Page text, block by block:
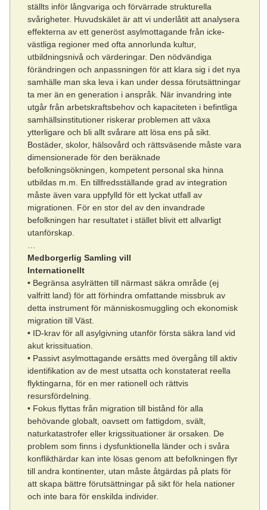
ställts inför långvariga och förvärrade strukturella
svårigheter. Huvudskälet är att vi underlåtit att analysera
effekterna av ett generöst asylmottagande från icke-
västliga regioner med ofta annorlunda kultur,
utbildningsnivå och värderingar. Den nödvändiga
förändringen och anpassningen för att klara sig i det nya
samhälle man ska leva i kan under dessa förutsättningar
ta mer än en generation i anspråk. När invandring inte
utgår från arbetskraftsbehov och kapaciteten i befintliga
samhällsinstitutioner riskerar problemen att växa
ytterligare och bli allt svårare att lösa ens på sikt.
Bostäder, skolor, hälsovård och rättsväsende måste vara
dimensionerade för den beräknade
befolkningsökningen, kompetent personal ska hinna
utbildas m.m. En tillfredsställande grad av integration
måste även vara uppfylld för ett lyckat utfall av
migrationen. För en stor del av den invandrade
befolkningen har resultatet i stället blivit ett allvarligt
utanförskap.
Medborgerlig Samling vill
Internationellt
• Begränsa asylrätten till närmast säkra område (ej
valfritt land) för att förhindra omfattande missbruk av
detta instrument för människosmuggling och ekonomisk
migration till Väst.
• ID-krav för all asylgivning utanför första säkra land vid
akut krissituation.
• Passivt asylmottagande ersätts med övergång till aktiv
identifikation av de mest utsatta och konstaterat reella
flyktingarna, för en mer rationell och rättvis
resursfördelning.
• Fokus flyttas från migration till bistånd för alla
behövande globalt, oavsett om fattigdom, svält,
naturkatastrofer eller krigssituationer är orsaken. De
problem som finns i dysfunktionella länder och i svåra
konflikthärdar kan inte lösas genom att befolkningen flyr
till andra kontinenter, utan måste åtgärdas på plats för
att skapa bättre förutsättningar på sikt för hela nationer
och inte bara för enskilda individer.